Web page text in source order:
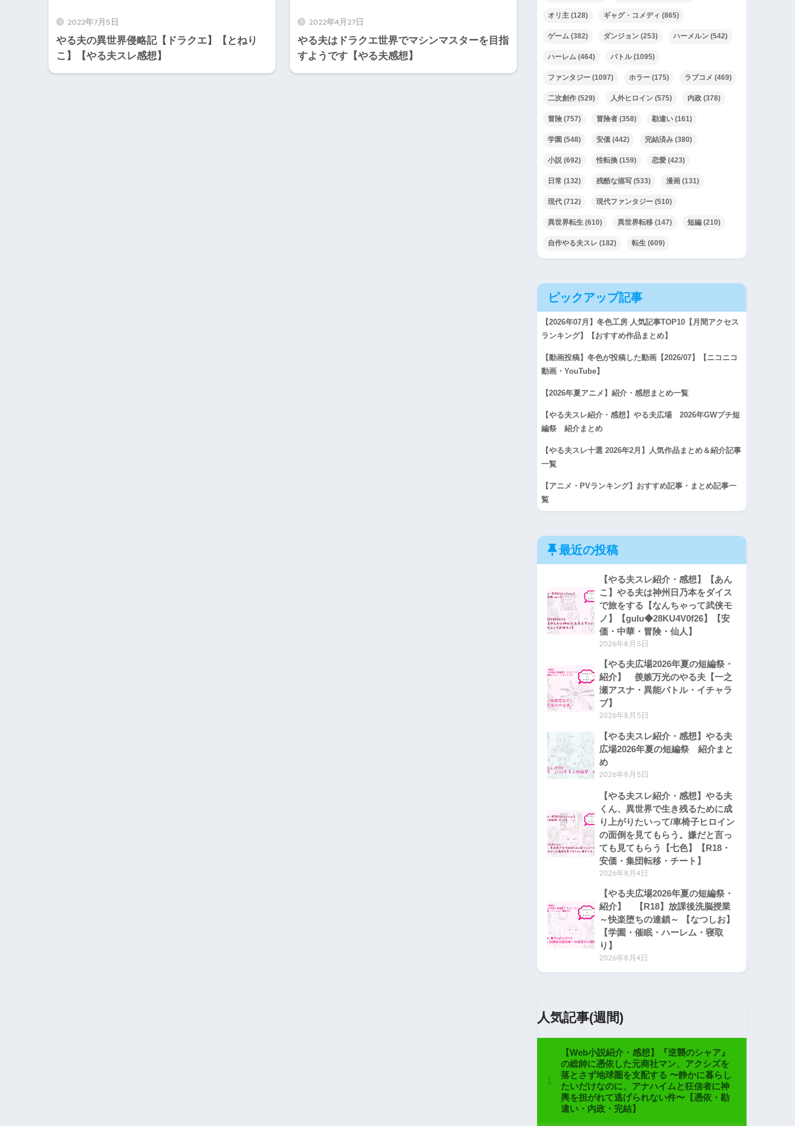
2022年7月5日
やる夫の異世界侵略記【ドラクエ】【とねり
こ】【やる夫スレ感想】
2022年4月27日
やる夫はドラクエ世界でマシンマスターを目指
すようです【やる夫感想】
オリ主 (128) ギャグ・コメディ (865)
ゲーム (382) ダンジョン (253) ハーメルン (542)
ハーレム (464) バトル(1095)
ファンタジー (1097) ホラー (175) ラブコメ (469)
二次創作 (529) 人外ヒロイン (575) 内政 (378)
冒険 (757) 冒険者 (358) 勘違い (161)
学園 (548) 安価 (442) 完結済み (380)
小説(692) 性転換 (159) 恋愛 (423)
日常 (132) 残酷な描写 (533) 漫画 (131)
現代 (712) 現代ファンタジー (510)
異世界転生 (610) 異世界転移 (147) 短編 (210)
自作やる夫スレ (182) 転生 (609)
ピックアップ記事
【2026年07月】冬色工房 人気記事TOP10【月間アクセス
ランキング】【おすすめ作品まとめ】
【動画投稿】冬色が投稿した動画【2026/07】【ニコニコ
動画・YouTube】
【2026年夏アニメ】紹介・感想まとめ一覧
【やる夫スレ紹介・感想】やる夫広場 2026年GWプチ短
編祭 紹介まとめ
【やる夫スレ十選 2026年2月】人気作品まとめ＆紹介記事
一覧
【アニメ・PVランキング】おすすめ記事・まとめ記事一
覧
最近の投稿
【やる夫スレ紹介・感想】【あん
こ】やる夫は神州日乃本をダイス
で旅をする【なんちゃって武侠モ
ノ】【gulu◆28KU4V0f26】【安
価・中華・冒険・仙人】
2026年8月5日
【やる夫広場2026年夏の短編祭・
紹介】 羨嫉万光のやる夫【一之
瀬アスナ・異能バトル・イチャラ
ブ】
2026年8月5日
【やる夫スレ紹介・感想】やる夫
広場2026年夏の短編祭 紹介まと
め
2026年8月5日
【やる夫スレ紹介・感想】やる夫
くん、異世界で生き残るために成
り上がりたいって/車椅子ヒロイン
の面倒を見てもらう。嫌だと言っ
ても見てもらう【七色】【R18・
安価・集団転移・チート】
2026年8月4日
【やる夫広場2026年夏の短編祭・
紹介】 【R18】放課後洗脳授業
～快楽堕ちの連鎖～ 【なつしお】
【学園・催眠・ハーレム・寝取
り】
2026年8月4日
人気記事(週間)